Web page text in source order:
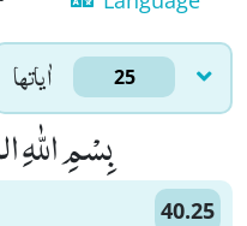
اٰياتها 25
بِسْمِ اللّٰهِ
40.25